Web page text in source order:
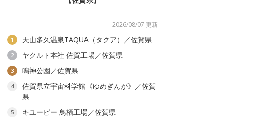
2026/08/07 更新
1 天山多久温泉TAQUA（タクア）／佐賀県
2 ヤクルト本社 佐賀工場／佐賀県
3 鳴神公園／佐賀県
4
佐賀県立宇宙科学館《ゆめぎんが》／佐賀
県
5
キユーピー 鳥栖工場／佐賀県